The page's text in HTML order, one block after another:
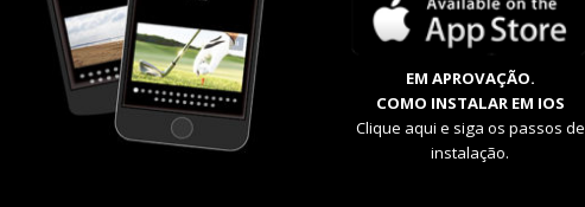
EM APROVAÇÃO.
COMO INSTALAR EM IOS
Clique aqui e siga os passos de
instalação.